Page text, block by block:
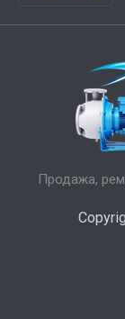
Продажа,